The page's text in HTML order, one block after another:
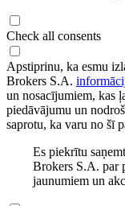
Check all consents
Apstiprinu, ka esmu
Brokers S.A.
un nosacījumiem, kas
piedāvājumu un
saprotu, ka varu no šī
Es piekrītu
Brokers S.A. par
jaunumiem un